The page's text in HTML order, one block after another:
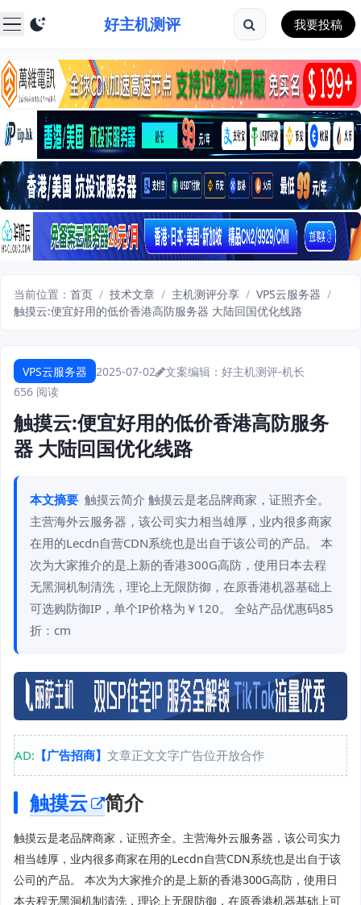
好主机测评 我要投稿
当前位置： 首页 / 技术文章 / 主机测评分享 / VPS云服务器 /
触摸云:便宜好用的低价香港高防服务器 大陆回国优化线路
VPS云服务器 2025-07-02
文案编辑：好主机测评-机长
656 阅读
触摸云:便宜好用的低价香港高防服务
器 大陆回国优化线路
本文摘要 触摸云简介 触摸云是老品牌商家，证照齐全。
主营海外云服务器，该公司实力相当雄厚，业内很多商家
在用的Lecdn自营CDN系统也是出自于该公司的产品。 本
次为大家推介的是上新的香港300G高防，使用日本去程
无黑洞机制清洗，理论上无限防御，在原香港机器基础上
可选购防御IP，单个IP价格为￥120。 全站产品优惠码85
折：cm
AD: 【广告招商】 文章正文文字广告位开放合作
触摸云 简介
触摸云是老品牌商家，证照齐全。主营海外云服务器，该公司实力
相当雄厚，业内很多商家在用的Lecdn自营CDN系统也是出自于该
公司的产品。 本次为大家推介的是上新的香港300G高防，使用日
本去程无黑洞机制清洗，理论上无限防御，在原香港机器基础上可